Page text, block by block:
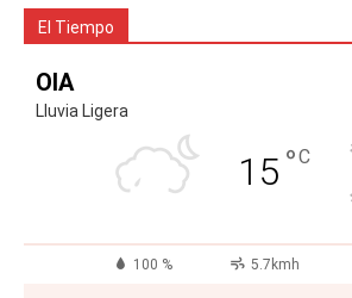
El Tiempo
OIA
Lluvia Ligera
15 °C
100 % 5.7kmh